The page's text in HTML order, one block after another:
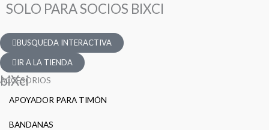
SOLO PARA SOCIOS BIXCI
BUSQUEDA INTERACTIVA
IR A LA TIENDA
ACCESORIOS
APOYADOR PARA TIMÓN
BANDANAS
biXci